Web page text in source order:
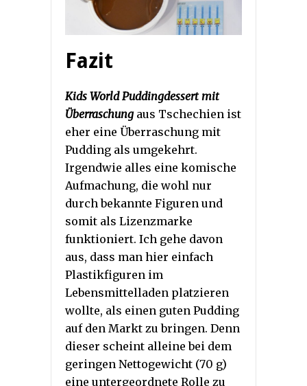
Fazit
Kids World Puddingdessert mit
Überraschungaus Tschechien ist
eher eine Überraschung mit
Pudding als umgekehrt.
Irgendwie alles eine komische
Aufmachung, die wohl nur
durch bekannte Figuren und
somit als Lizenzmarke
funktioniert. Ich gehe davon
aus, dass man hier einfach
Plastikfiguren im
Lebensmittelladen platzieren
wollte, als einen guten Pudding
auf den Markt zu bringen. Denn
dieser scheint alleine bei dem
geringen Nettogewicht (70 g)
eine untergeordnete Rolle zu